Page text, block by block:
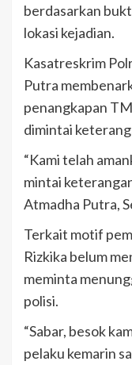
berdasarkan
lokasi kejadian.
Kasatreskrim
Putra
penangkapan
dimintai
“Kami telah
mintai
Atmadha Putra,
Terkait motif
Rizkika belum
meminta
polisi.
“Sabar, besok
pelaku kemarin